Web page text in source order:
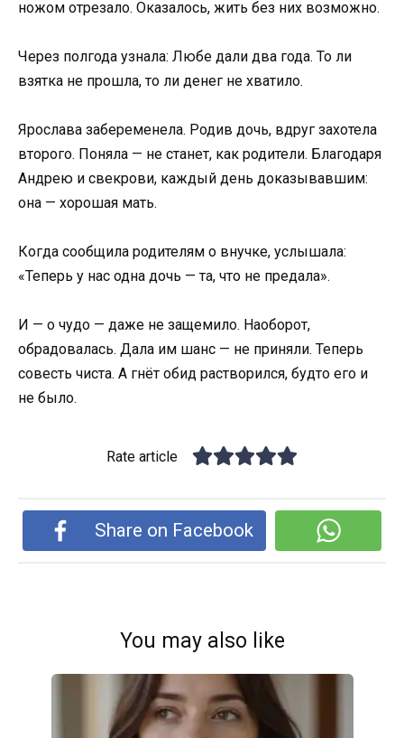
ножом отрезало. Оказалось, жить без них возможно.
Через полгода узнала: Любе дали два года. То ли
взятка не прошла, то ли денег не хватило.
Ярослава забеременела. Родив дочь, вдруг захотела
второго. Поняла — не станет, как родители. Благодаря
Андрею и свекрови, каждый день доказывавшим:
она — хорошая мать.
Когда сообщила родителям о внучке, услышала:
«Теперь у нас одна дочь — та, что не предала».
И — о чудо — даже не защемило. Наоборот,
обрадовалась. Дала им шанс — не приняли. Теперь
совесть чиста. А гнёт обид растворился, будто его и
не было.
Rate article
Share on Facebook
You may also like